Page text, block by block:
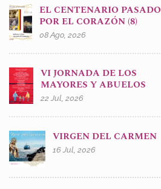
EL CENTENARIO PASADO
POR EL CORAZÓN (8)
08 Ago, 2026
VI JORNADA DE LOS
MAYORES Y ABUELOS
22 Jul, 2026
VIRGEN DEL CARMEN
16 Jul, 2026